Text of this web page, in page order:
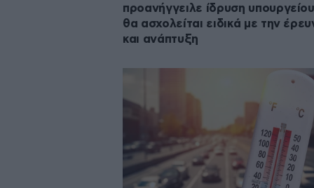
προανήγγειλε ίδρυση
θα ασχολείται ειδικά με την
και ανάπτυξη